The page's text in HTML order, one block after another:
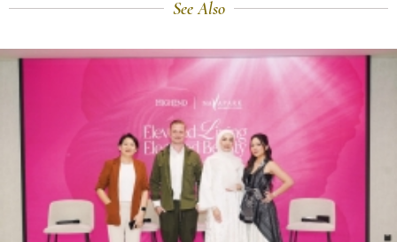
See Also